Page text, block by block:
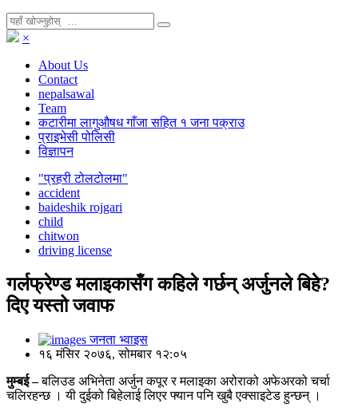
×
About Us
Contact
nepalsawal
Team
कटारीमा लागुऔषध गाँजा सहित १ जना पक्राउ
प्राइभेसी पोलिसी
विज्ञापन
"प्रहरी टोलटोलमा"
accident
baideshik rojgari
child
chitwon
driving license
गर्लफ्रेण्ड मलाइकासँग कहिले गर्छन् अर्जुनले बिहे?
दिए यस्तो जवाफ
जनता भ्वाइस
१६ मंसिर २०७६, सोमबार १२:०५
मुम्बई –बलिउड अभिनेता अर्जुन कपूर र मलाइका अरोराको अफेअरको चर्चा
चलिरहन्छ । यी दुईको बिहेलाई लिएर फ्यान पनि खुबै एक्साइटेड हुन्छन् ।